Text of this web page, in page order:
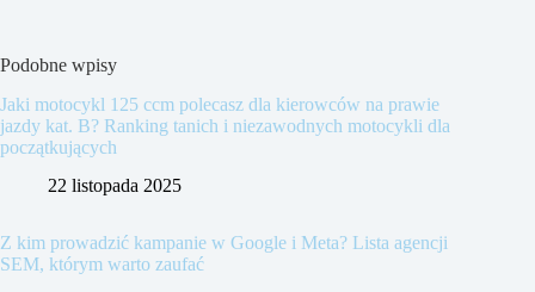
Podobne wpisy
Jaki motocykl 125 ccm polecasz dla kierowców na prawie
jazdy kat. B? Ranking tanich i niezawodnych motocykli dla
początkujących
22 listopada 2025
Z kim prowadzić kampanie w Google i Meta? Lista agencji
SEM, którym warto zaufać